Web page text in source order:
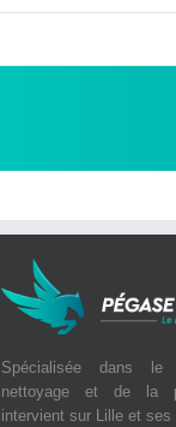
Spécialisée dans le
nettoyage et de la
intervient sur Lille et ses